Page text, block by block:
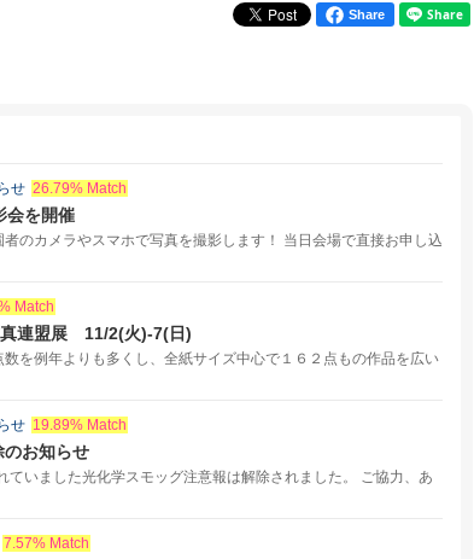
Share
せ 26.79% Match
会を開催
のカメラやスマホで写真を撮影します！ 当日会場で直接お申し込
Match
連盟展 11/2(火)-7(日)
を例年よりも多くし、全紙サイズ中心で１６２点もの作品を広い
せ 19.89% Match
のお知らせ
ていました光化学スモッグ注意報は解除されました。 ご協力、あ
7.57% Match